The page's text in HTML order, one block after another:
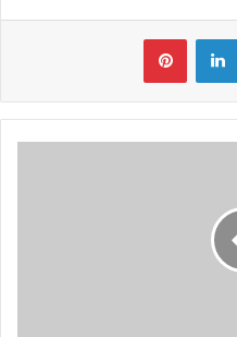
لینکدین ‫پین‌ترست